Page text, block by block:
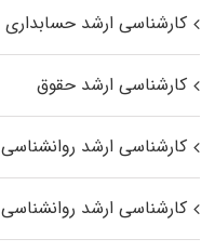
کارشناسی ارشد حسابداری
کارشناسی ارشد حقوق
کارشناسی ارشد روانشناسی
کارشناسی ارشد روانشناسی ۲